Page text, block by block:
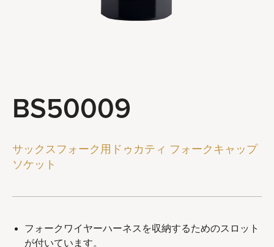
ブレーキシステムツール
会社概要
代理店
BS50009
サックスフォーク用ドゥカティ フォークキャップ
ソケット
フォークワイヤーハーネスを収納するためのスロット
が付いています。